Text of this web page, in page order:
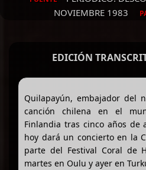
NOVIEMBRE 1983
EDICIÓN
Quilapayún, embajador del
canción chilena en el
Finlandia tras cinco años de
hoy dará un concierto en la
parte del Festival Coral de
martes en Oulu y ayer en